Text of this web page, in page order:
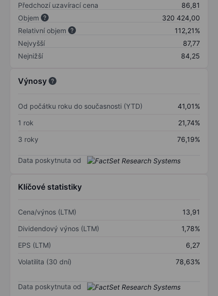
Předchozí uzavírací cena
86,81
Objem
320 424,00
Relativní objem
112,21%
Nejvyšší
87,77
Nejnižší
84,25
Výnosy
Od počátku roku do současnosti (YTD)
41,01%
1 rok
21,74%
3 roky
76,19%
Data poskytnuta od
Klíčové statistiky
Cena/výnos (LTM)
13,91
Dividendový výnos (LTM)
1,78%
EPS (LTM)
6,27
Volatilita (30 dní)
78,63%
Data poskytnuta od